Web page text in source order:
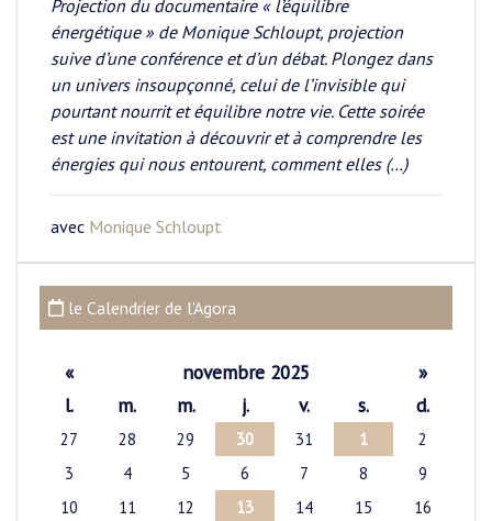
Projection du documentaire « l’équilibre
énergétique » de Monique Schloupt, projection
suive d’une conférence et d’un débat. Plongez dans
un univers insoupçonné, celui de l’invisible qui
pourtant nourrit et équilibre notre vie. Cette soirée
est une invitation à découvrir et à comprendre les
énergies qui nous entourent, comment elles (…)
avec Monique Schloupt
le Calendrier de l'Agora
« novembre 2025
»
l.
m. m. j. v. s. d.
27 28 29 30 31 1
2
3
4 5 6 7 8
9
10
11 12 13 14 15
16